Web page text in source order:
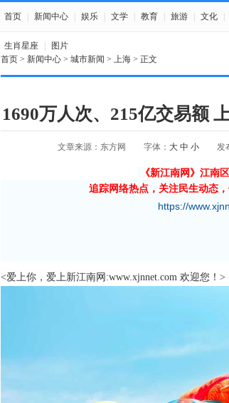
首页 新闻中心 娱乐 文学 教育 旅游 文化
生肖星座 图片
首页 > 新闻中心 > 城市新闻 > 上海 > 正文
1690万人次、215亿交易额
文章来源：东方网 字体： 大 中 小 发
《新江南网》江南
追踪网络热点，关注民生动态
https://
<爱上你，爱上新江南网:www.xjnnet.com 欢迎您！>